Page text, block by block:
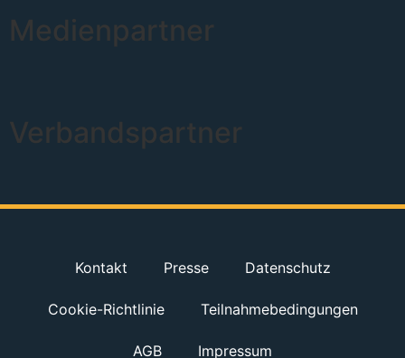
Medienpartner
Verbandspartner
Kontakt Presse Datenschutz
Cookie-Richtlinie Teilnahmebedingungen
AGB Impressum